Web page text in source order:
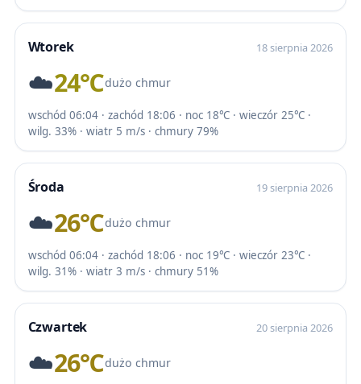
Wtorek 18 sierpnia 2026
☁️24℃dużo chmur
wschód 06:04 · zachód 18:06 · noc 18℃ · wieczór 25℃ ·
wilg. 33% · wiatr 5 m/s · chmury 79%
Środa 19 sierpnia 2026
☁️26℃dużo chmur
wschód 06:04 · zachód 18:06 · noc 19℃ · wieczór 23℃ ·
wilg. 31% · wiatr 3 m/s · chmury 51%
Czwartek 20 sierpnia 2026
☁️26℃dużo chmur